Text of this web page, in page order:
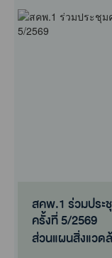
สคพ.1 ร่วมประ
ครั้งที่ 5/2569
ส่วนแผนสิ่งแวด